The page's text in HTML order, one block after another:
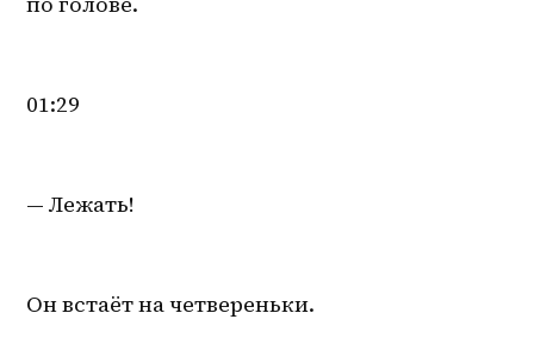
01:29
— Лежать!
Он встаёт на четвереньки.